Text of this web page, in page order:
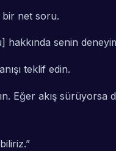
bir net soru.
senin
teklif edin.
Eğer akış sürüyorsa